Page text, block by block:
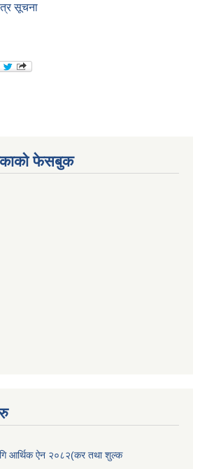
सूचना
फेसबुक
आर्थिक ऐन २०८२(कर तथा शुल्क